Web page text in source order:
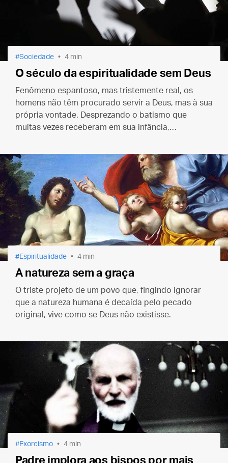
Sociedade 4 min
O século da espiritualidade sem Deus
Fenômeno espantoso, mas tristemente real, os
homens não têm procurado servir a Deus, mas à sua
própria vontade. Desprezando o batismo que
muitas vezes receberam em sua infância,
Espiritualidade 4 min
A natureza sem a graça
O triste projeto de um povo que, fingindo ignorar
que a natureza humana é decaída pelo pecado
original, vive como se Deus não existisse.
Exorcismo 4 min
Padre implora aos bispos por mais